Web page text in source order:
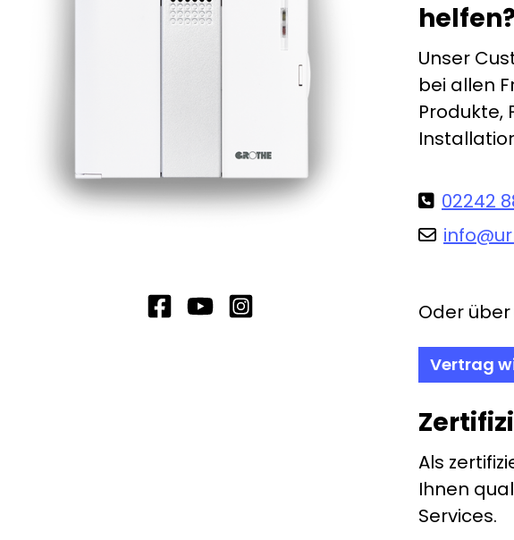
helfen?
Unser
bei allen
Produkte,
02242
Oder
Vertrag
Als
Ihnen
Services.